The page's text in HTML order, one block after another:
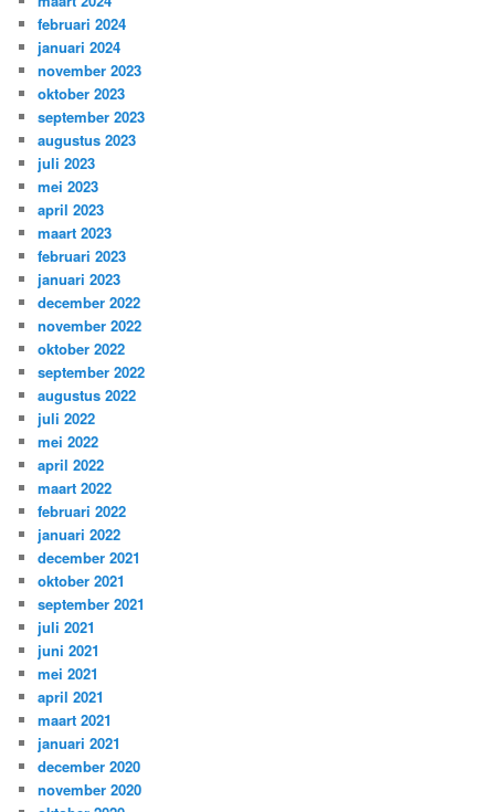
februari 2024
januari 2024
november 2023
oktober 2023
september 2023
augustus 2023
juli 2023
mei 2023
april 2023
maart 2023
februari 2023
januari 2023
december 2022
november 2022
oktober 2022
september 2022
augustus 2022
juli 2022
mei 2022
april 2022
maart 2022
februari 2022
januari 2022
december 2021
oktober 2021
september 2021
juli 2021
juni 2021
mei 2021
april 2021
maart 2021
januari 2021
december 2020
november 2020